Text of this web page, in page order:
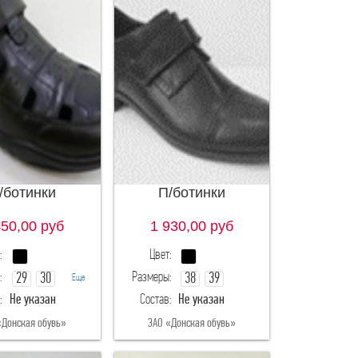
руб
29
30
31
32
Еще
Не указан
обувь»
П/ботинки
1 930,00 руб
Цвет:
Размеры:
38
39
40
Состав: Не указан
ЗАО «Донская обувь»